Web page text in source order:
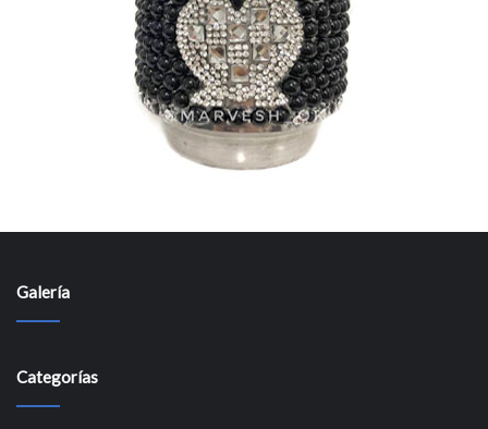
Galería
Categorías